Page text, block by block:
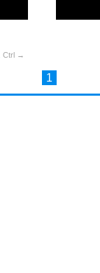
Ctrl →
1